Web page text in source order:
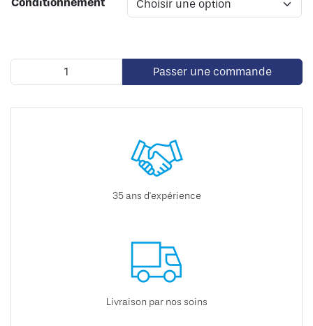
Passer une commande
35 ans d'expérience
Livraison par nos soins